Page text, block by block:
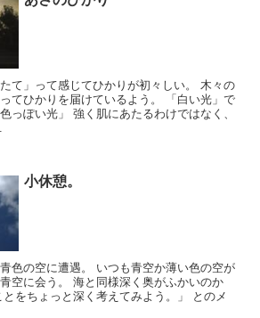
て」って感じてひかりが初々しい。 木々の
てひかりを届けているよう。 「白い光」で
っぽい光」 強く肌にあたるわけではなく、
小休憩。
色の空に遭遇。 いつも青空か薄い色の空が
空に会う。 海と同様深く奥がふかいのか
をちょっと深く考えてみよう。」 とのメ